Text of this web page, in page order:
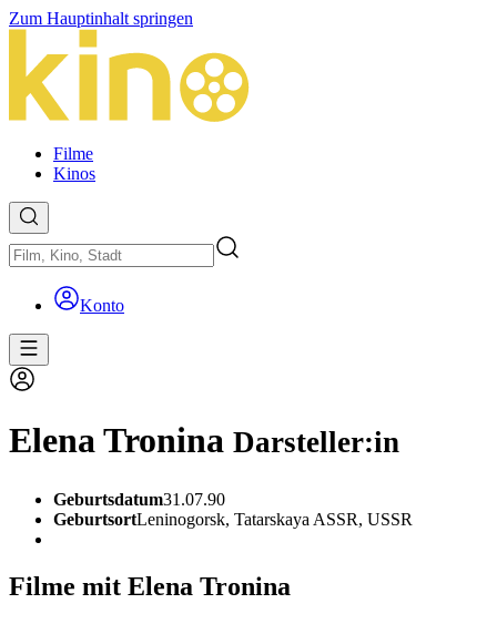
Zum Hauptinhalt springen
Filme
Kinos
Konto
Elena Tronina Darsteller:in
Geburtsdatum31.07.90
GeburtsortLeninogorsk, Tatarskaya ASSR, USSR
Filme mit Elena Tronina